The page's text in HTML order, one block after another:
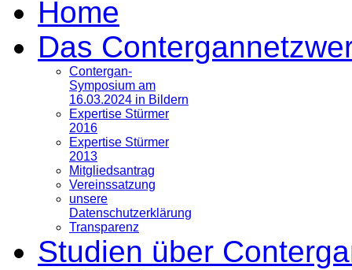
Home
Das
Contergan-
Symposium am
16.03.2024 in Bildern
Expertise Stürmer
2016
Expertise Stürmer
2013
Mitgliedsantrag
Vereinssatzung
unsere
Datenschutzerklärung
Transparenz
Studien über